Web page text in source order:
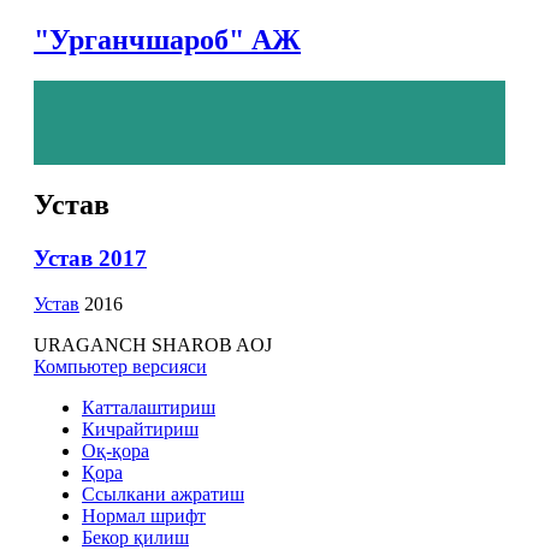
"Урганчшароб" АЖ
Устав
Устав 2017
Устав 2016
URAGANCH SHAROB AOJ
Компьютер версияси
Катталаштириш
Кичрайтириш
Оқ-қора
Қора
Ссылкани ажратиш
Нормал шрифт
Бекор қилиш